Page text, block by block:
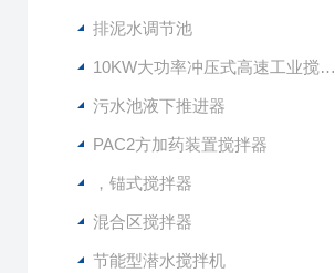
排泥水调节池
10KW大功率冲压式高速工业搅拌设备
污水池液下推进器
PAC2方加药装置搅拌器
，锚式搅拌器
混合区搅拌器
节能型潜水搅拌机